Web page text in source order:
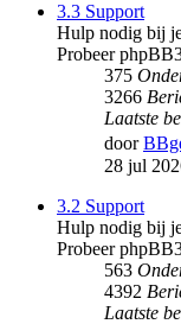
3.3 Support
Hulp nodig bij
Probeer
375
3266
Laatste
door
28 jul
3.2 Support
Hulp nodig bij
Probeer
563
4392
Laatste